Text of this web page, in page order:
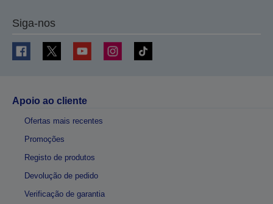
Siga-nos
Apoio ao cliente
Ofertas mais recentes
Promoções
Registo de produtos
Devolução de pedido
Verificação de garantia